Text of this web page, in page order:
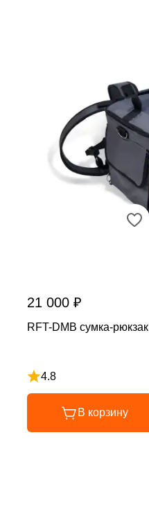
21 000 ₽
RFT-DMB сумка-рюкзак
4.8
Рейтинг 4.8 из 5
В корзину